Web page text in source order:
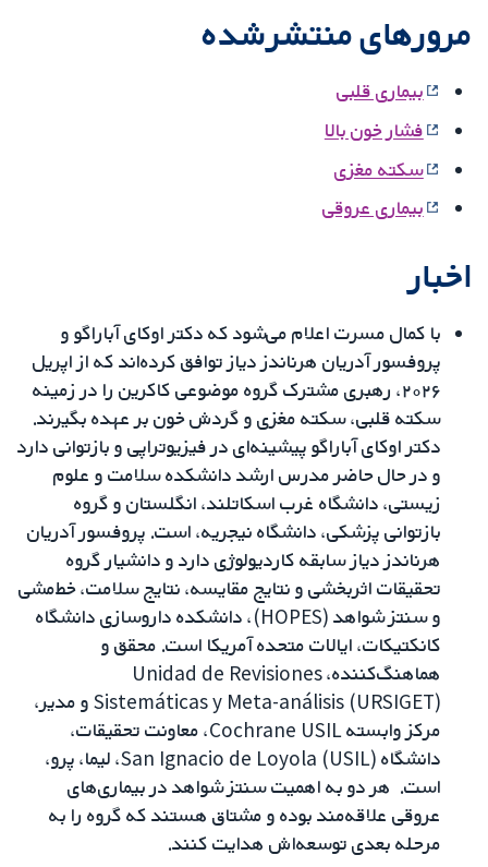
مرورهای منتشرشده
بیماری قلبی
فشار خون بالا
سکته مغزی
بیماری عروقی
اخبار
با کمال مسرت اعلام می‌شود که دکتر اوکای آباراگو و
پروفسور آدریان هرناندز دیاز توافق کرده‌اند که از اپریل
۲۰۲۶، رهبری مشترک گروه موضوعی کاکرین را در زمینه
سکته قلبی، سکته مغزی و گردش خون بر عهده بگیرند.
دکتر اوکای آباراگو پیشینه‌ای در فیزیوتراپی و بازتوانی دارد
و در حال حاضر مدرس ارشد دانشکده سلامت و علوم
زیستی، دانشگاه غرب اسکاتلند، انگلستان و گروه
بازتوانی پزشکی، دانشگاه نیجریه، است. پروفسور آدریان
هرناندز دیاز سابقه کاردیولوژی دارد و دانشیار گروه
تحقیقات اثربخشی و نتایج مقایسه، نتایج سلامت، خط‌مشی
و سنتز شواهد (HOPES)، دانشکده داروسازی دانشگاه
کانکتیکات، ایالات متحده آمریکا است. محقق و
هماهنگ‌کننده، Unidad de Revisiones
Sistemáticas y Meta-análisis (URSIGET) و مدیر،
مرکز وابسته Cochrane USIL، معاونت تحقیقات،
دانشگاه San Ignacio de Loyola (USIL)، لیما، پرو،
است. هر دو به اهمیت سنتز شواهد در بیماری‌های
عروقی علاقه‌مند بوده و مشتاق هستند که گروه را به
مرحله بعدی توسعه‌اش هدایت کنند.